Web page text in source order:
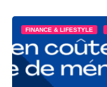
FINANCE & LIFESTYLE